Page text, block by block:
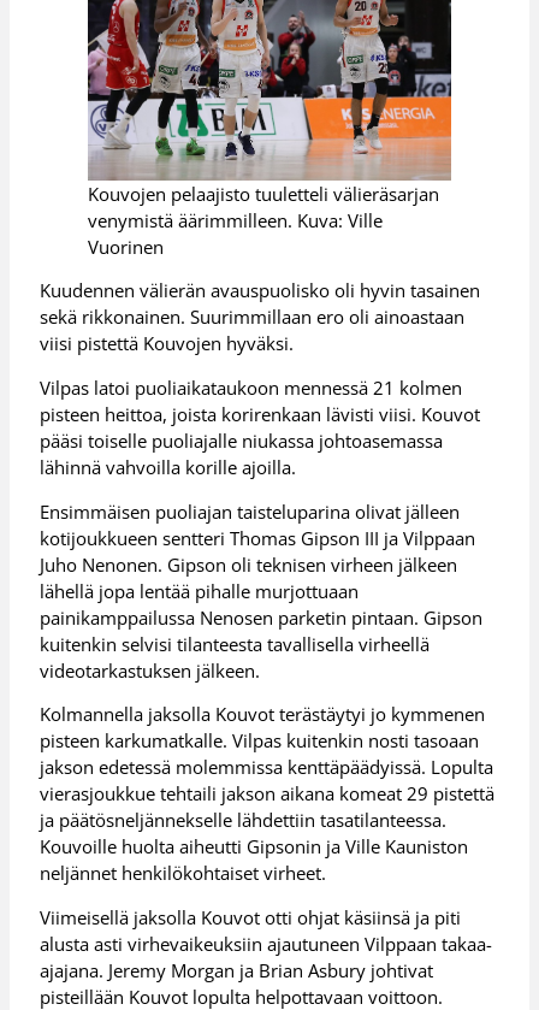
Kouvojen pelaajisto tuuletteli välieräsarjan
venymistä äärimmilleen. Kuva: Ville
Vuorinen
Kuudennen välierän avauspuolisko oli hyvin tasainen
sekä rikkonainen. Suurimmillaan ero oli ainoastaan
viisi pistettä Kouvojen hyväksi.
Vilpas latoi puoliaikataukoon mennessä 21 kolmen
pisteen heittoa, joista korirenkaan lävisti viisi. Kouvot
pääsi toiselle puoliajalle niukassa johtoasemassa
lähinnä vahvoilla korille ajoilla.
Ensimmäisen puoliajan taisteluparina olivat jälleen
kotijoukkueen sentteri Thomas Gipson III ja Vilppaan
Juho Nenonen. Gipson oli teknisen virheen jälkeen
lähellä jopa lentää pihalle murjottuaan
painikamppailussa Nenosen parketin pintaan. Gipson
kuitenkin selvisi tilanteesta tavallisella virheellä
videotarkastuksen jälkeen.
Kolmannella jaksolla Kouvot terästäytyi jo kymmenen
pisteen karkumatkalle. Vilpas kuitenkin nosti tasoaan
jakson edetessä molemmissa kenttäpäädyissä. Lopulta
vierasjoukkue tehtaili jakson aikana komeat 29 pistettä
ja päätösneljännekselle lähdettiin tasatilanteessa.
Kouvoille huolta aiheutti Gipsonin ja Ville Kauniston
neljännet henkilökohtaiset virheet.
Viimeisellä jaksolla Kouvot otti ohjat käsiinsä ja piti
alusta asti virhevaikeuksiin ajautuneen Vilppaan takaa-
ajajana. Jeremy Morgan ja Brian Asbury johtivat
pisteillään Kouvot lopulta helpottavaan voittoon.